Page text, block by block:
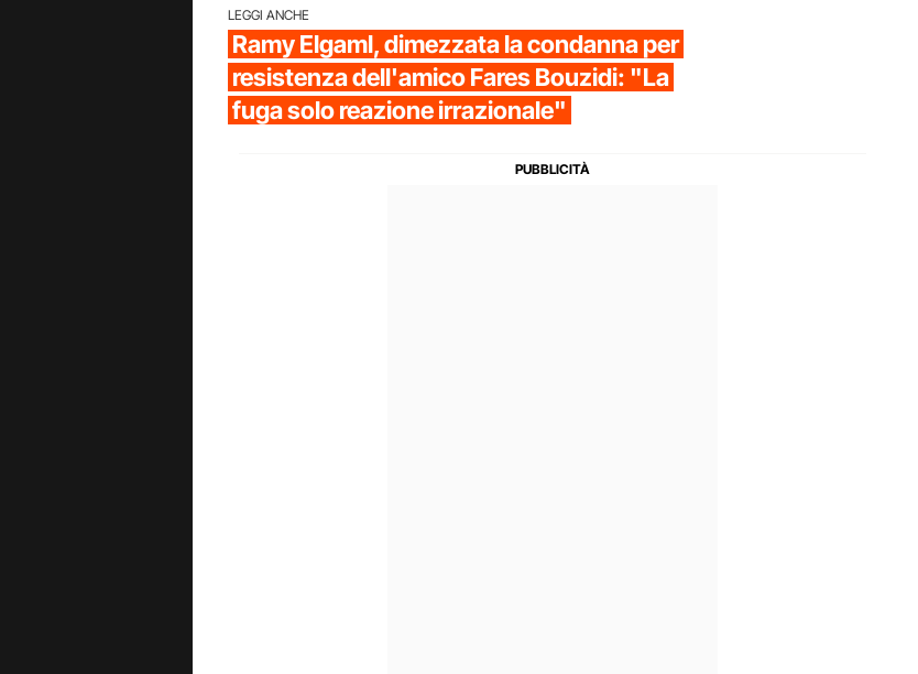
LEGGI ANCHE
Ramy Elgaml, dimezzata la condanna per
resistenza dell'amico Fares Bouzidi: "La
fuga solo reazione irrazionale"